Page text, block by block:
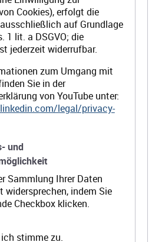
Cookies), erfolgt die
auf Grundlage
1 lit. a DSGVO; die
jederzeit widerrufbar.
zum Umgang mit
Sie in der
von YouTube unter:
legal/privacy-
und
Sammlung Ihrer Daten
widersprechen, indem Sie
Checkbox klicken.